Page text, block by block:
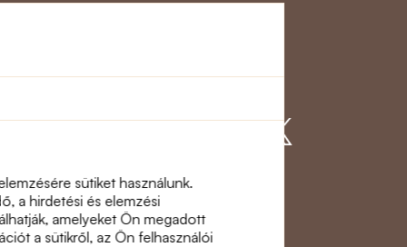
sütiket használunk.
a hirdetési és elemzési
amelyeket Ön megadott
a sütikről, az Ön felhasználói
hozzánk